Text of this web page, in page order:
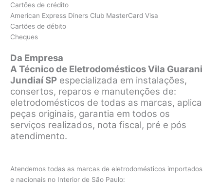
Cartões de crédito
American Express Diners Club MasterCard Visa
Cartões de débito
Cheques
Da Empresa
A Técnico de Eletrodomésticos Vila Guarani
Jundiaí SP especializada em instalações,
consertos, reparos e manutenções de:
eletrodomésticos de todas as marcas, aplica
peças originais, garantia em todos os
serviços realizados, nota fiscal, pré e pós
atendimento.
Atendemos todas as marcas de eletrodomésticos importados
e nacionais no Interior de São Paulo: